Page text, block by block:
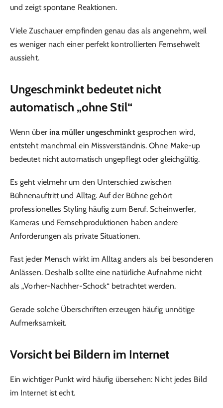
und zeigt spontane Reaktionen.
Viele Zuschauer empfinden genau das als angenehm, weil
es weniger nach einer perfekt kontrollierten Fernsehwelt
aussieht.
Ungeschminkt bedeutet nicht
automatisch „ohne Stil“
Wenn über ina müller ungeschminktgesprochen wird,
entsteht manchmal ein Missverständnis. Ohne Make-up
bedeutet nicht automatisch ungepflegt oder gleichgültig.
Es geht vielmehr um den Unterschied zwischen
Bühnenauftritt und Alltag. Auf der Bühne gehört
professionelles Styling häufig zum Beruf. Scheinwerfer,
Kameras und Fernsehproduktionen haben andere
Anforderungen als private Situationen.
Fast jeder Mensch wirkt im Alltag anders als bei besonderen
Anlässen. Deshalb sollte eine natürliche Aufnahme nicht
als „Vorher-Nachher-Schock“ betrachtet werden.
Gerade solche Überschriften erzeugen häufig unnötige
Aufmerksamkeit.
Vorsicht bei Bildern im Internet
Ein wichtiger Punkt wird häufig übersehen: Nicht jedes Bild
im Internet ist echt.